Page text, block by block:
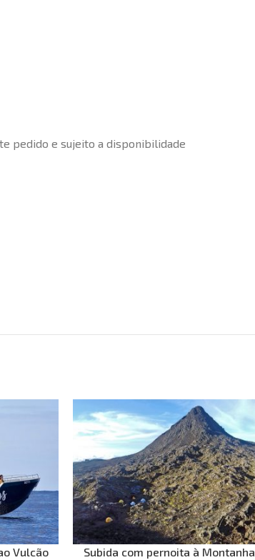
pedido e sujeito a disponibilidade
Vulcão
Subida com pernoita à Montanha